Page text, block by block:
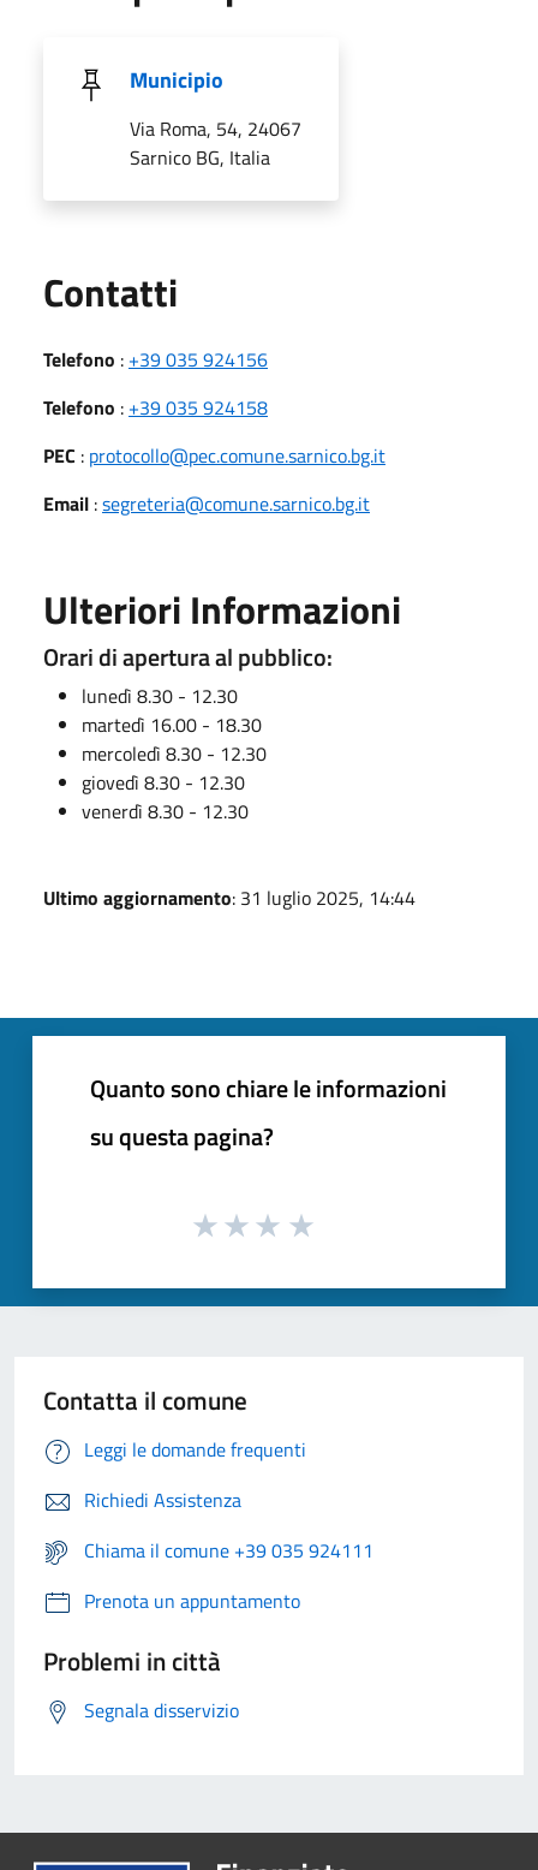
Municipio
Via Roma, 54, 24067
Sarnico BG, Italia
Contatti
Telefono : +39 035 924156
Telefono : +39 035 924158
PEC : protocollo@pec.comune.sarnico.bg.it
Email :segreteria@comune.sarnico.bg.it
Ulteriori Informazioni
Orari di apertura al pubblico:
lunedì 8.30 - 12.30
martedì 16.00 - 18.30
mercoledì 8.30 - 12.30
giovedì 8.30 - 12.30
venerdì 8.30 - 12.30
Ultimo aggiornamento: 31 luglio 2025, 14:44
Quanto sono chiare le informazioni
su questa pagina?
Contatta il comune
Leggi le domande frequenti
Richiedi Assistenza
Chiama il comune +39 035 924111
Prenota un appuntamento
Problemi in città
Segnala disservizio